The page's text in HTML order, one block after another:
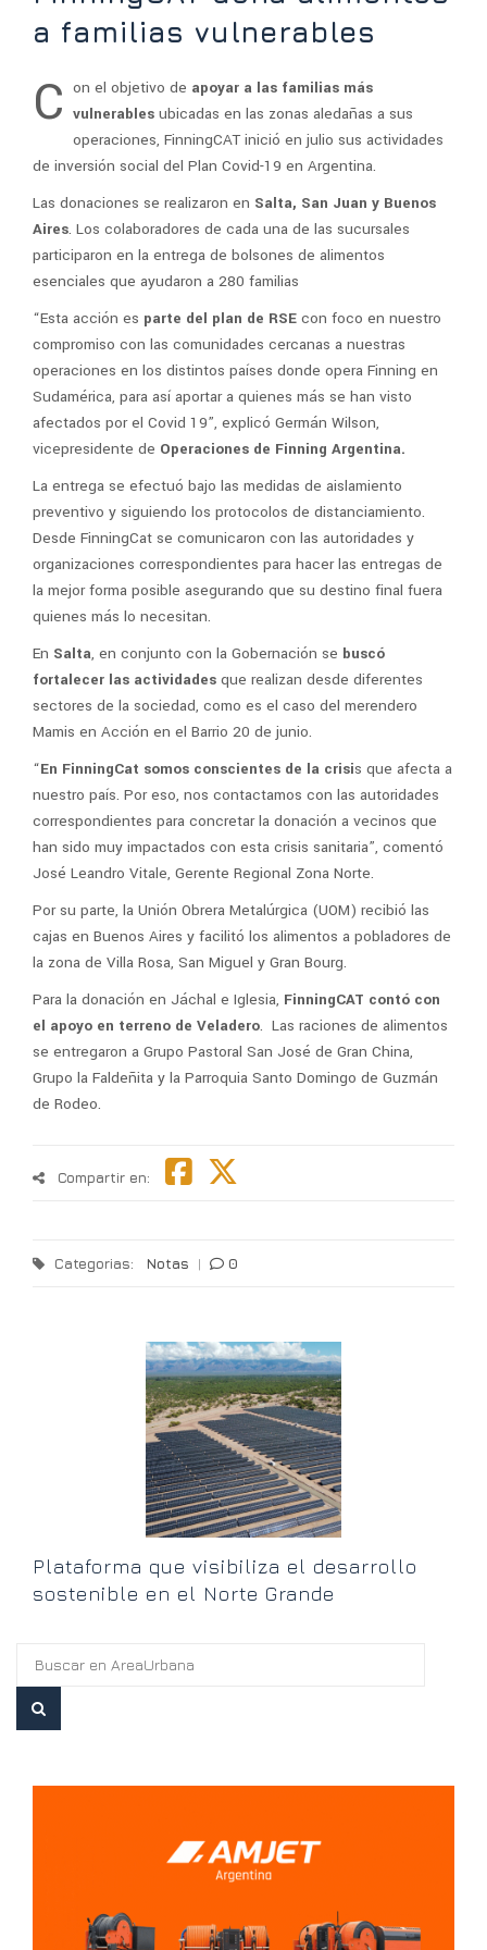
a familias vulnerables
C on el objetivo de apoyar a las familias más
vulnerables ubicadas en las zonas aledañas a sus
operaciones, FinningCAT inició en julio sus actividades
de inversión social del Plan Covid-19 en Argentina.
Las donaciones se realizaron en Salta, San Juan y Buenos
Aires. Los colaboradores de cada una de las sucursales
participaron en la entrega de bolsones de alimentos
esenciales que ayudaron a 280 familias
“Esta acción es parte del plan de RSE con foco en nuestro
compromiso con las comunidades cercanas a nuestras
operaciones en los distintos países donde opera Finning en
Sudamérica, para así aportar a quienes más se han visto
afectados por el Covid 19”, explicó Germán Wilson,
vicepresidente de Operaciones de Finning Argentina.
La entrega se efectuó bajo las medidas de aislamiento
preventivo y siguiendo los protocolos de distanciamiento.
Desde FinningCat se comunicaron con las autoridades y
organizaciones correspondientes para hacer las entregas de
la mejor forma posible asegurando que su destino final fuera
quienes más lo necesitan.
En Salta, en conjunto con la Gobernación se buscó
fortalecer las actividades que realizan desde diferentes
sectores de la sociedad, como es el caso del merendero
Mamis en Acción en el Barrio 20 de junio.
“En FinningCat somos conscientes de la crisis que afecta a
nuestro país. Por eso, nos contactamos con las autoridades
correspondientes para concretar la donación a vecinos que
han sido muy impactados con esta crisis sanitaria”, comentó
José Leandro Vitale, Gerente Regional Zona Norte.
Por su parte, la Unión Obrera Metalúrgica (UOM) recibió las
cajas en Buenos Aires y facilitó los alimentos a pobladores de
la zona de Villa Rosa, San Miguel y Gran Bourg.
Para la donación en Jáchal e Iglesia, FinningCAT contó con
el apoyo en terreno de Veladero. Las raciones de alimentos
se entregaron a Grupo Pastoral San José de Gran China,
Grupo la Faldeñita y la Parroquia Santo Domingo de Guzmán
de Rodeo.
Compartir en:
Categorias: Notas | 0
Plataforma que visibiliza el desarrollo
sostenible en el Norte Grande